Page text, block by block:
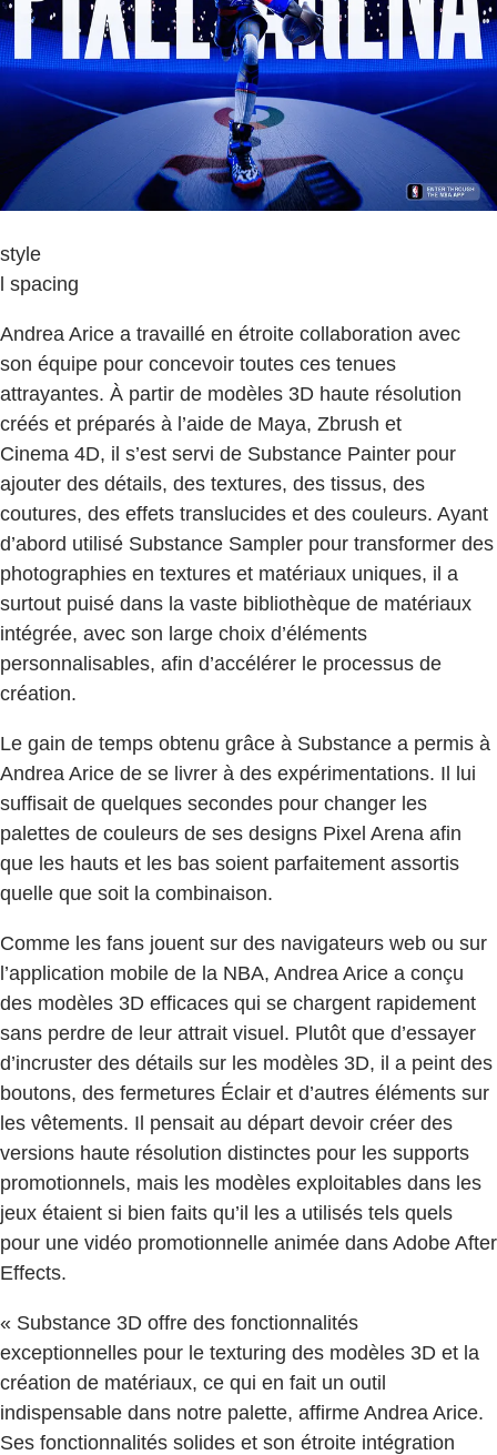
style
l spacing
Andrea Arice a travaillé en étroite collaboration avec
son équipe pour concevoir toutes ces tenues
attrayantes. À partir de modèles 3D haute résolution
créés et préparés à l’aide de Maya, Zbrush et
Cinema 4D, il s’est servi de Substance Painter pour
ajouter des détails, des textures, des tissus, des
coutures, des effets translucides et des couleurs. Ayant
d’abord utilisé Substance Sampler pour transformer des
photographies en textures et matériaux uniques, il a
surtout puisé dans la vaste bibliothèque de matériaux
intégrée, avec son large choix d’éléments
personnalisables, afin d’accélérer le processus de
création.
Le gain de temps obtenu grâce à Substance a permis à
Andrea Arice de se livrer à des expérimentations. Il lui
suffisait de quelques secondes pour changer les
palettes de couleurs de ses designs Pixel Arena afin
que les hauts et les bas soient parfaitement assortis
quelle que soit la combinaison.
Comme les fans jouent sur des navigateurs web ou sur
l’application mobile de la NBA, Andrea Arice a conçu
des modèles 3D efficaces qui se chargent rapidement
sans perdre de leur attrait visuel. Plutôt que d’essayer
d’incruster des détails sur les modèles 3D, il a peint des
boutons, des fermetures Éclair et d’autres éléments sur
les vêtements. Il pensait au départ devoir créer des
versions haute résolution distinctes pour les supports
promotionnels, mais les modèles exploitables dans les
jeux étaient si bien faits qu’il les a utilisés tels quels
pour une vidéo promotionnelle animée dans Adobe After
Effects.
« Substance 3D offre des fonctionnalités
exceptionnelles pour le texturing des modèles 3D et la
création de matériaux, ce qui en fait un outil
indispensable dans notre palette, affirme Andrea Arice.
Ses fonctionnalités solides et son étroite intégration